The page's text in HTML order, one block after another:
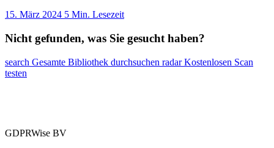
15. März 2024 5 Min. Lesezeit
Nicht gefunden, was Sie gesucht haben?
search Gesamte Bibliothek durchsuchen radarKostenlosen Scan
testen
GDPRWise BV